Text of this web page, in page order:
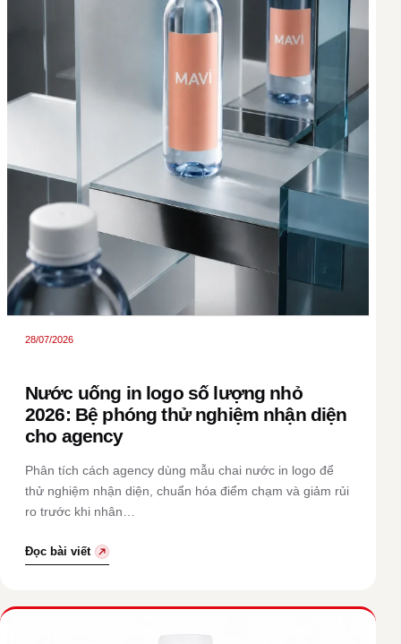
28/07/2026
Nước uống in logo số lượng nhỏ
2026: Bệ phóng thử nghiệm nhận diện
cho agency
Phân tích cách agency dùng mẫu chai nước in logo để
thử nghiệm nhận diện, chuẩn hóa điểm chạm và giảm rủi
ro trước khi nhân…
Đọc bài viết